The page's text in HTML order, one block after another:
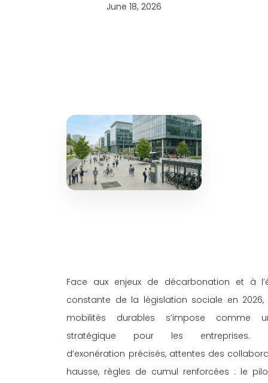
June 18, 2026
Face aux enjeux de décarbonation et à
constante de la législation sociale en
mobilités durables s’impose comme
stratégique pour les entreprises.
d’exonération précisés, attentes des
hausse, règles de cumul renforcées : le